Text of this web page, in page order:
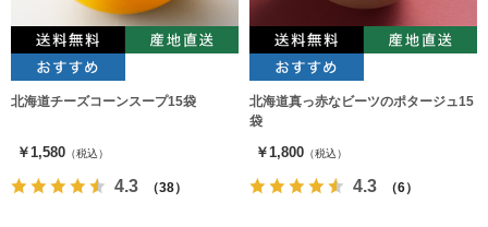
北海道チーズコーンスープ15袋
￥1,580 （税込）
4.3 （38）
北海道真っ赤なビーツのポタージュ15
袋
￥1,800 （税込）
4.3 （6）